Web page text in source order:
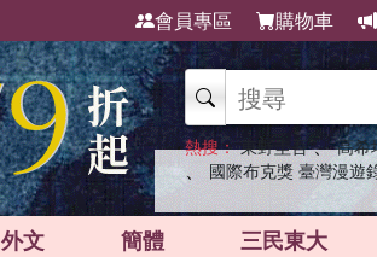
會員專區 購物車
熱搜： 東野圭吾 、 高希
、 國際布克獎 臺灣漫遊
外文 簡體 三民東大